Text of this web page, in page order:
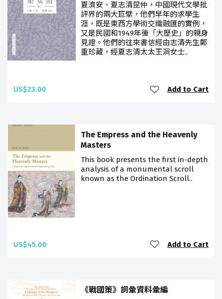
夏濟安、夏志清昆仲，中國現代文學批
評界的兩大巨擘，他們早年的求學生
涯，既是東西方學術交織融匯的實例，
又是民國和1949年後「大歷史」的親身
見證。他們的往來書信經由志清先生鄭
重珍藏，經夏志清太太王洞女士..
US$23.00 Add to Cart
The Empress and the Heavenly
Masters
This book presents the first in-depth
analysis of a monumental scroll
known as the Ordination Scroll..
US$45.00 Add to Cart
《戰國策》詞彙資料彙編